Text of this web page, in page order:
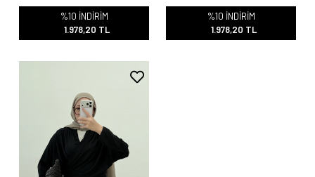
%10 İNDİRİM
1.978,20 TL
%10 İNDİRİM
1.978,20 TL